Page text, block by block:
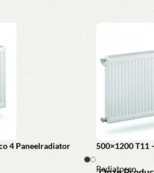
4 Paneelradiator 500×1200 T11
Radiatoren